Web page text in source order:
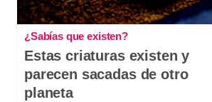
¿Sabías que existen?
Estas criaturas existen y
parecen sacadas de otro
planeta